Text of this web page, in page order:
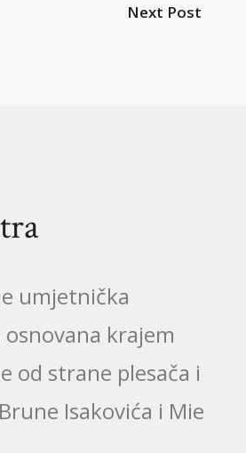
Next Post
umjetnička
krajem
od strane plesača i
Isakovića i Mie